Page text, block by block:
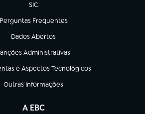
SIC
(abre em nova aba)
Perguntas Frequentes
(abre em nova aba)
Dados Abertos
(abre em nova aba)
Administrativas
em nova aba)
e Aspectos Tecnológicos
nova aba)
Outras Informações
(abre em nova aba)
A EBC